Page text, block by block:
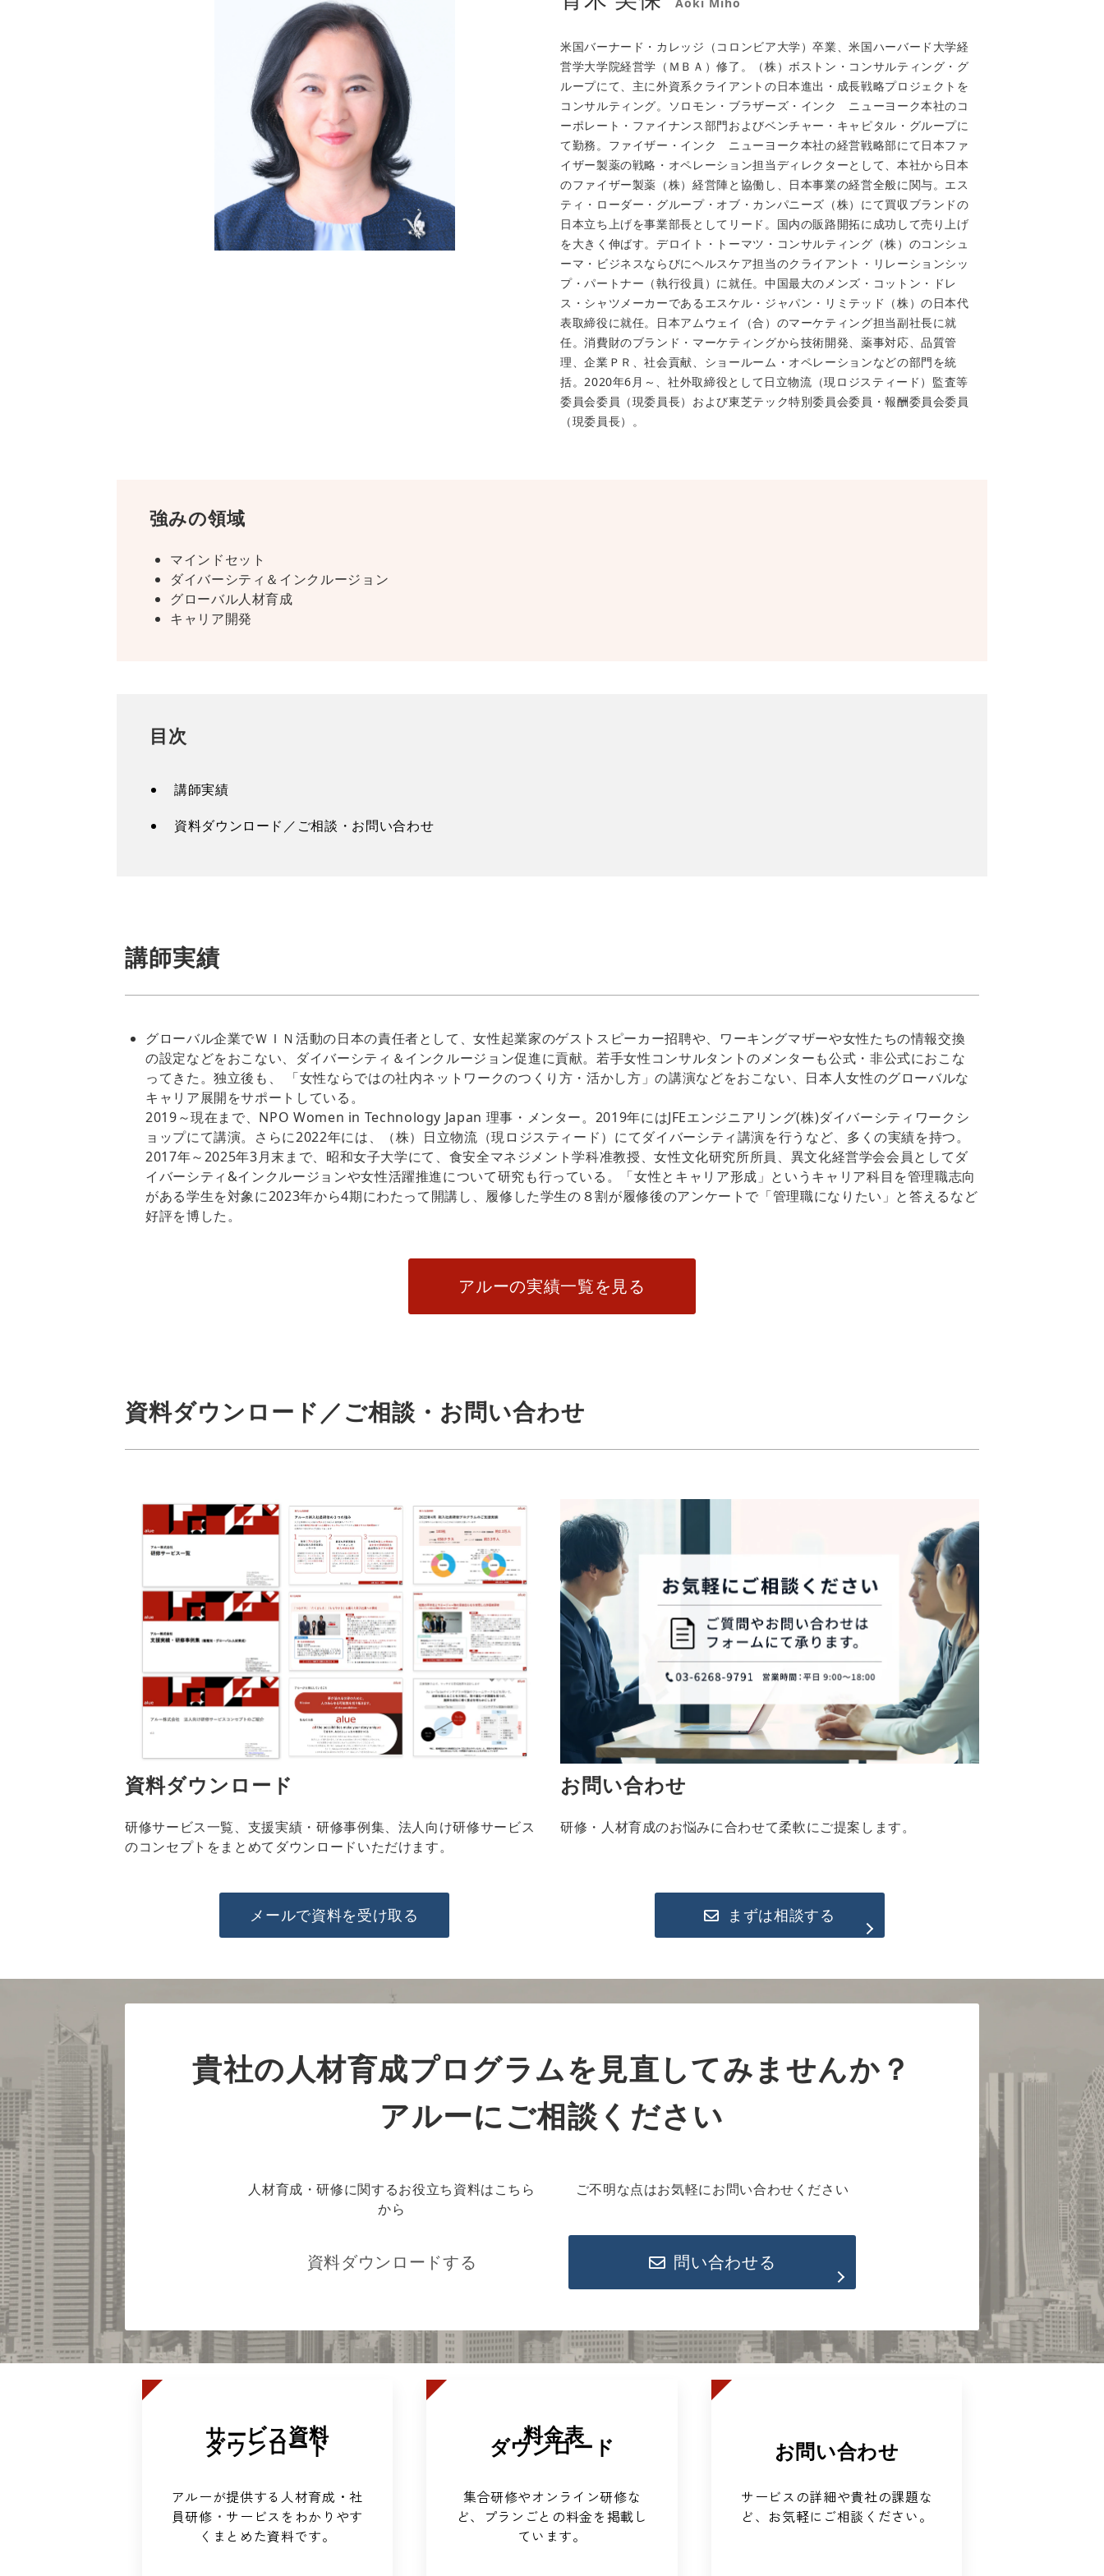
米国バーナード・カレッジ（コロンビア大学）卒業、米国ハーバード大学経
営学大学院経営学（ＭＢＡ）修了。（株）ボストン・コンサルティング・グ
ループにて、主に外資系クライアントの日本進出・成長戦略プロジェクトを
コンサルティング。ソロモン・ブラザーズ・インク ニューヨーク本社のコ
ーポレート・ファイナンス部門およびベンチャー・キャピタル・グループに
て勤務。ファイザー・インク ニューヨーク本社の経営戦略部にて日本ファ
イザー製薬の戦略・オペレーション担当ディレクターとして、本社から日本
のファイザー製薬（株）経営陣と協働し、日本事業の経営全般に関与。エス
ティ・ローダー・グループ・オブ・カンパニーズ（株）にて買収ブランドの
日本立ち上げを事業部長としてリード。国内の販路開拓に成功して売り上げ
を大きく伸ばす。デロイト・トーマツ・コンサルティング（株）のコンシュ
ーマ・ビジネスならびにヘルスケア担当のクライアント・リレーションシッ
プ・パートナー（執行役員）に就任。中国最大のメンズ・コットン・ドレ
ス・シャツメーカーであるエスケル・ジャパン・リミテッド（株）の日本代
表取締役に就任。日本アムウェイ（合）のマーケティング担当副社長に就
任。消費財のブランド・マーケティングから技術開発、薬事対応、品質管
理、企業ＰＲ、社会貢献、ショールーム・オペレーションなどの部門を統
括。2020年6月～、社外取締役として日立物流（現ロジスティード）監査等
委員会委員（現委員長）および東芝テック特別委員会委員・報酬委員会委員
（現委員長）。
強みの領域
マインドセット
ダイバーシティ＆インクルージョン
グローバル人材育成
キャリア開発
目次
講師実績
資料ダウンロード／ご相談・お問い合わせ
講師実績
グローバル企業でＷＩＮ活動の日本の責任者として、女性起業家のゲストスピーカー招聘や、ワーキングマザーや女性たちの情報交換
の設定などをおこない、ダイバーシティ＆インクルージョン促進に貢献。若手女性コンサルタントのメンターも公式・非公式におこな
ってきた。独立後も、 「女性ならではの社内ネットワークのつくり方・活かし方」の講演などをおこない、日本人女性のグローバルな
キャリア展開をサポートしている。
2019～現在まで、NPO Women in Technology Japan 理事・メンター。2019年にはJFEエンジニアリング(株)ダイバーシティワークシ
ョップにて講演。さらに2022年には、（株）日立物流（現ロジスティード）にてダイバーシティ講演を行うなど、多くの実績を持つ。
2017年～2025年3月末まで、昭和女子大学にて、食安全マネジメント学科准教授、女性文化研究所所員、異文化経営学会会員としてダ
イバーシティ&インクルージョンや女性活躍推進について研究も行っている。「女性とキャリア形成」というキャリア科目を管理職志向
がある学生を対象に2023年から4期にわたって開講し、履修した学生の８割が履修後のアンケートで「管理職になりたい」と答えるなど
好評を博した。
アルーの実績一覧を見る
資料ダウンロード／ご相談・お問い合わせ
資料ダウンロード
研修サービス一覧、 支援実績・研修事例集、 法人向け研修サービス
のコンセプトをまとめてダウンロードいただけます。
メールで資料を受け取る
お問い合わせ
研修・人材育成のお悩みに合わせて柔軟にご提案します。
まずは相談する
貴社の人材育成プログラムを見直してみませんか？
アルーにご相談ください
人材育成・研修に関するお役立ち資料はこちら
から
資料ダウンロードする
ご不明な点はお気軽にお問い合わせください
問い合わせる
サービス資料
ダウンロード
アルーが提供する人材育成・社
員研修 ・ サービスをわかりやす
くまとめた資料です。
料金表
ダウンロード
集合研修やオンライン研修な
ど、プランごとの料金を掲載し
ています。
お問い合わせ
サービスの詳細や貴社の課題な
ど、お気軽にご相談ください。